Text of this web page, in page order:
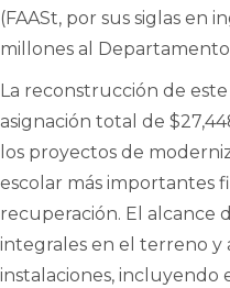
(FAASt, por sus siglas en
millones al
La reconstrucción de
asignación total de
los proyectos de
escolar más importantes
recuperación. El alcance
integrales en el terreno y
instalaciones, incluyendo